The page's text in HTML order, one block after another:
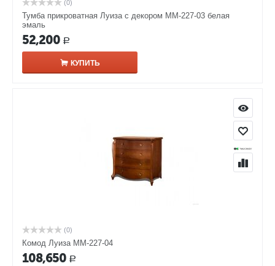
(0)
Тумба прикроватная Луиза с декором ММ-227-03 белая
эмаль
52,200 Р
КУПИТЬ
(0)
Комод Луиза ММ-227-04
108,650 Р